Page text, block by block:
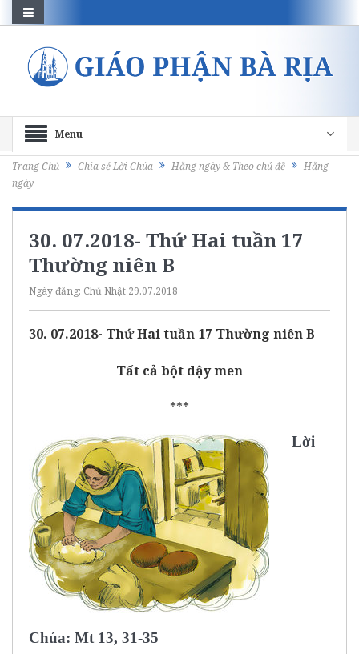
Menu
Trang Chủ Chia sẻ Lời Chúa Hằng ngày & Theo chủ đề
Hằng
ngày
30. 07.2018- Thứ Hai tuần 17
Thường niên B
Ngày đăng: Chủ Nhật 29.07.2018
30. 07.2018- Thứ Hai tuần 17 Thường niên B
Tất cả bột dậy men
***
Lời
Chúa: Mt 13, 31-35